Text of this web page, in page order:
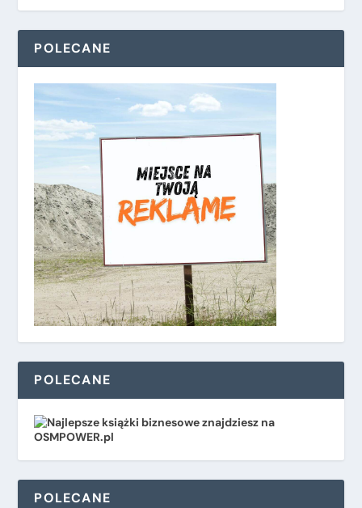
POLECANE
POLECANE
POLECANE